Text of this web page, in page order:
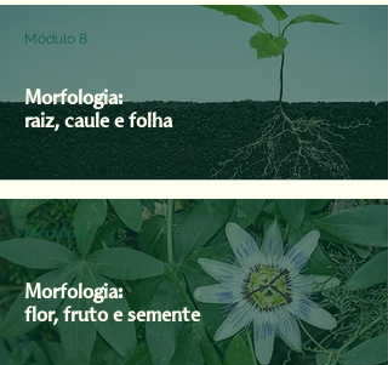
Módulo 8
Morfologia:
raiz, caule e folha
Módulo 9
Morfologia:
flor, fruto e semente